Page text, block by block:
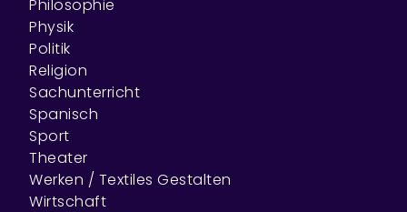
Philosophie
Physik
Politik
Religion
Sachunterricht
Spanisch
Sport
Theater
Werken / Textiles Gestalten
Wirtschaft